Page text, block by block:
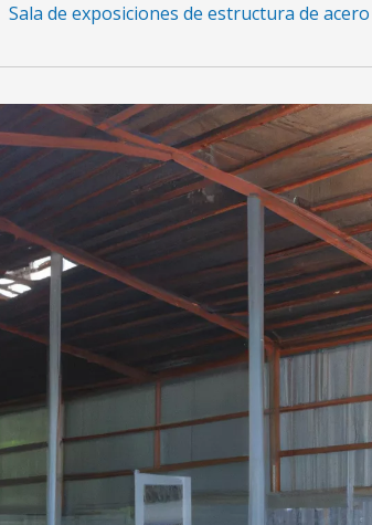
Sala de exposiciones de estructura de acero